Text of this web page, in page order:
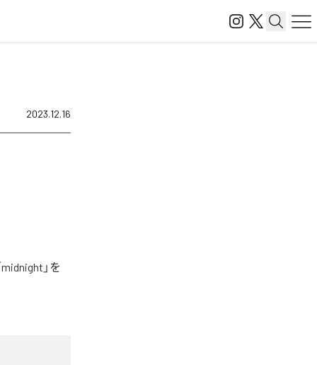
2023.12.16
」を